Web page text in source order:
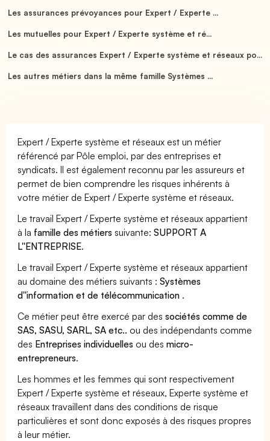
Les assurances prévoyances pour Expert / Experte ...
Les mutuelles pour Expert / Experte système et ré...
Le cas des assurances Expert / Experte système et réseaux po...
Les autres métiers dans la même famille Systèmes ...
Expert / Experte système et réseaux est un métier
référencé par Pôle emploi, par des entreprises et
syndicats. Il est également reconnu par les assureurs et
permet de bien comprendre les risques inhérents à
votre métier de Expert / Experte système et réseaux.
Le travail Expert / Experte système et réseaux appartient
à la famille des métiers suivante:SUPPORT A
L''ENTREPRISE.
Le travail Expert / Experte système et réseaux appartient
au domaine des métiers suivants :Systèmes
d''information et de télécommunication .
Ce métier peut être exercé par dessociétés comme de
SAS, SASU, SARL, SA etc.. ou des indépendants comme
des Entreprises individuelles ou desmicro-
entrepreneurs.
Les hommes et les femmes qui sont respectivement
Expert / Experte système et réseaux, Experte système et
réseaux travaillent dans des conditions de risque
particulières et sont donc exposés à des risques propres
à leur métier.